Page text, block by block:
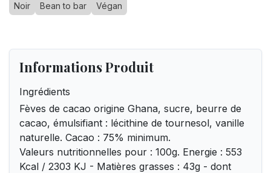
Noir Bean to bar Végan
Informations Produit
Ingrédients
Fèves de cacao origine Ghana, sucre, beurre de
cacao, émulsifiant : lécithine de tournesol, vanille
naturelle. Cacao : 75% minimum.
Valeurs nutritionnelles pour : 100g. Energie : 553
Kcal / 2303 KJ - Matières grasses : 43g - dont